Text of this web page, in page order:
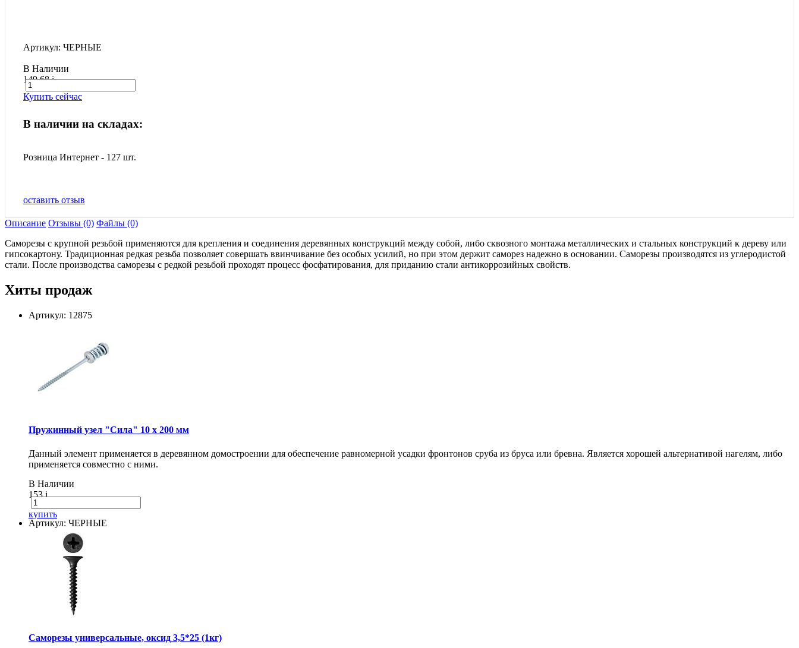
Артикул: ЧЕРНЫЕ
В Наличии
149.68i
Купить сейчас
В наличии на складах:
Розница Интернет - 127 шт.
оставить отзыв
Описание Отзывы (0) Файлы (0)
Саморезы с крупной резьбой применяются для крепления и соединения деревянных конструкций между собой, либо сквозного монтажа металлических и стальных конструкций к дереву или
гипсокартону. Традиционная редкая резьба позволяет совершать ввинчивание без особых усилий, но при этом держит саморез надежно в основании. Саморезы производятся из углеродистой
стали. После производства саморезы с редкой резьбой проходят процесс фосфатирования, для приданию стали антикоррозийных свойств.
Хиты продаж
Артикул: 12875
Пружинный узел "Сила" 10 x 200 мм
Данный элемент применяется в деревянном домостроении для обеспечение равномерной усадки фронтонов сруба из бруса или бревна. Является хорошей альтернативой нагелям, либо
применяется совместно с ними.
В Наличии
153i
купить
Артикул: ЧЕРНЫЕ
Саморезы универсальные, оксид 3,5*25 (1кг)